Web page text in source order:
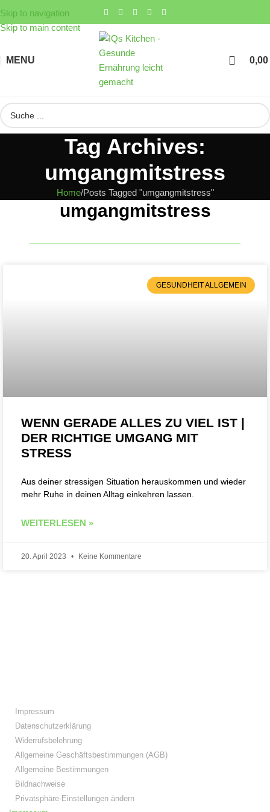
Skip to navigation
Skip to main content
MENU 0,00
Tag Archives:
umgangmitstress
Home Posts Tagged "umgangmitstress"
umgangmitstress
GESUNDHEIT ALLGEMEIN
WENN GERADE ALLES ZU VIEL IST |
DER RICHTIGE UMGANG MIT
STRESS
Aus deiner stressigen Situation herauskommen und wieder
mehr Ruhe in deinen Alltag einkehren lassen.
WEITERLESEN »
20. April 2023 Keine Kommentare
Impressum
Datenschutzerklärung
Widerrufsbelehrung
Allgemeine Geschäftsbestimmungen (AGB)
Allgemeine Bestimmungen
Bildnachweise
Privatsphäre-Einstellungen ändern